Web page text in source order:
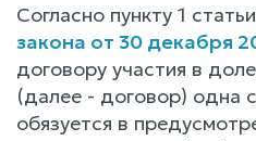
Согласно пункту 1
закона от 30 декабря
договору участия в
(далее - договор) одна
обязуется в